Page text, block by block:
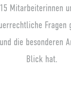
Mitarbeiterinnen
Fragen
die besonderen
Blick hat.